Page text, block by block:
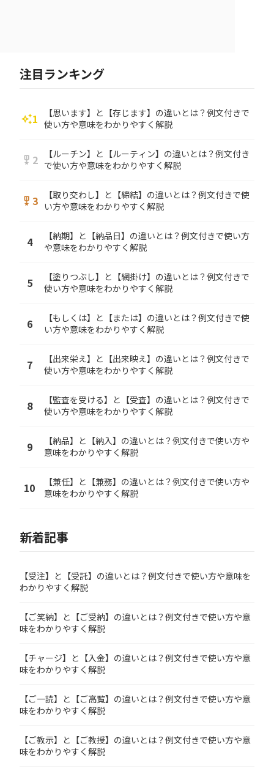
注目ランキング
auto_awesome1
【思います】と【存じます】の違いとは？例文付きで
使い方や意味をわかりやすく解説
military_tech 2
【ルーチン】と【ルーティン】の違いとは？例文付き
で使い方や意味をわかりやすく解説
military_tech 3
【取り交わし】と【締結】の違いとは？例文付きで使
い方や意味をわかりやすく解説
4
【納期】と【納品日】の違いとは？例文付きで使い方
や意味をわかりやすく解説
5
【塗りつぶし】と【網掛け】の違いとは？例文付きで
使い方や意味をわかりやすく解説
6
【もしくは】と【または】の違いとは？例文付きで使
い方や意味をわかりやすく解説
7
【出来栄え】と【出来映え】の違いとは？例文付きで
使い方や意味をわかりやすく解説
8
【監査を受ける】と【受査】の違いとは？例文付きで
使い方や意味をわかりやすく解説
9
【納品】と【納入】の違いとは？例文付きで使い方や
意味をわかりやすく解説
10
【兼任】と【兼務】の違いとは？例文付きで使い方や
意味をわかりやすく解説
新着記事
【受注】と【受託】の違いとは？例文付きで使い方や意味を
わかりやすく解説
【ご笑納】と【ご受納】の違いとは？例文付きで使い方や意
味をわかりやすく解説
【チャージ】と【入金】の違いとは？例文付きで使い方や意
味をわかりやすく解説
【ご一読】と【ご高覧】の違いとは？例文付きで使い方や意
味をわかりやすく解説
【ご教示】と【ご教授】の違いとは？例文付きで使い方や意
味をわかりやすく解説